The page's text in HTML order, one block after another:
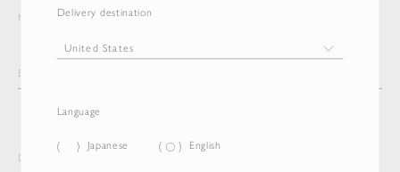
Delivery destination
Language
Japanese English
Newsletter
Delivery destination and Language